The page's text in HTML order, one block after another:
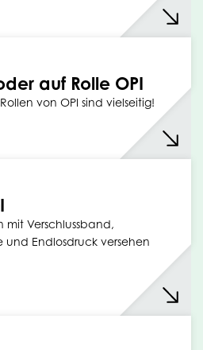
auf Rolle OPI
von OPI sind vielseitig!
mit Verschlussband,
Endlosdruck versehen